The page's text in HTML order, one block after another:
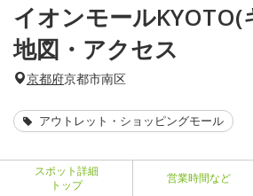
イオンモール
地図・アクセス
京都府京都市南区
アウトレット・ショッピングモール
スポット詳細
トップ
営業時間など